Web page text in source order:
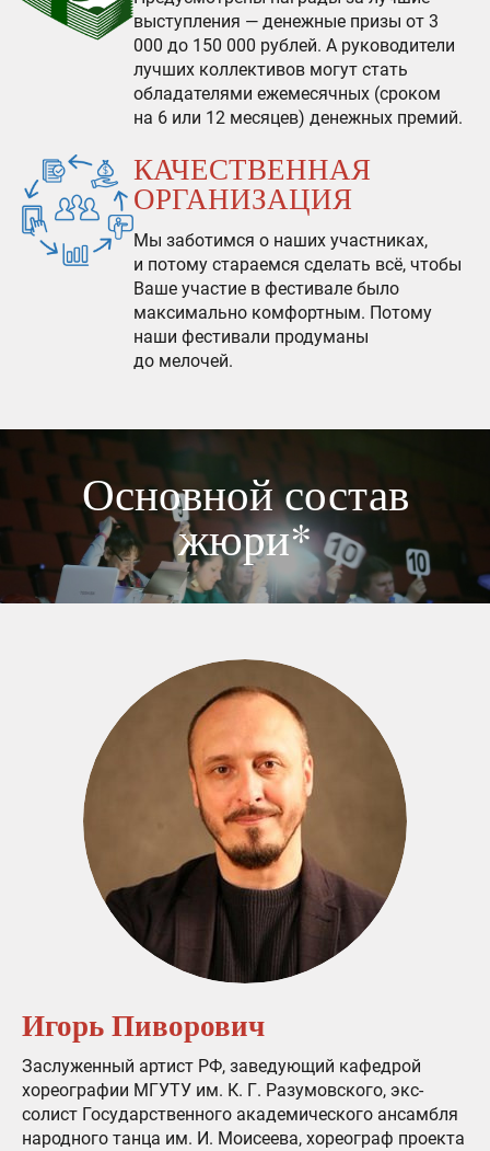
выступления — денежные призы от 3
000 до 150 000 рублей. А руководители
лучших коллективов могут стать
обладателями ежемесячных (сроком
на 6 или 12 месяцев) денежных премий.
КАЧЕСТВЕННАЯ
ОРГАНИЗАЦИЯ
Мы заботимся о наших участниках,
и потому стараемся сделать всё, чтобы
Ваше участие в фестивале было
максимально комфортным. Потому
наши фестивали продуманы
до мелочей.
Основной состав
жюри*
Игорь Пиворович
Заслуженный артист РФ, заведующий кафедрой
хореографии МГУТУ им. К. Г. Разумовского, экс-
солист Государственного академического ансамбля
народного танца им. И. Моисеева, хореограф проекта